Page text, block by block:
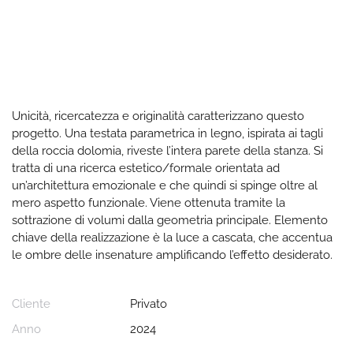
Unicità, ricercatezza e originalità caratterizzano questo
progetto. Una testata parametrica in legno, ispirata ai tagli
della roccia dolomia, riveste l’intera parete della stanza. Si
tratta di una ricerca estetico/formale orientata ad
un’architettura emozionale e che quindi si spinge oltre al
mero aspetto funzionale. Viene ottenuta tramite la
sottrazione di volumi dalla geometria principale. Elemento
chiave della realizzazione è la luce a cascata, che accentua
le ombre delle insenature amplificando l’effetto desiderato.
Cliente
Privato
Anno
2024